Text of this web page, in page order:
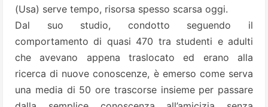
(Usa) serve tempo, risorsa spesso scarsa oggi.
Dal suo studio, condotto seguendo il
comportamento di quasi 470 tra studenti e adulti
che avevano appena traslocato ed erano alla
ricerca di nuove conoscenze, è emerso come serva
una media di 50 ore trascorse insieme per passare